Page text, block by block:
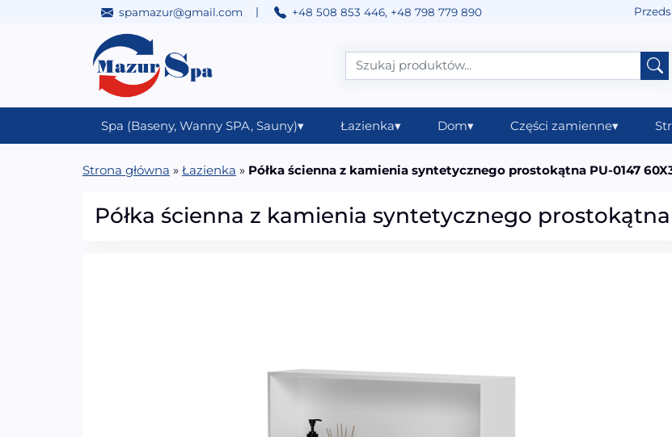
spamazur@gmail.com | +48 508 853 446, +48 798 779 890
Main Navigation
Spa (Baseny, Wanny SPA, Sauny)▾ Łazienka▾ Dom▾ Części zamienne▾
Strona główna » Łazienka » Półka ścienna z kamienia syntetycznego prostokątna PU-0147
Półka ścienna z kamienia syntetycznego prostokątna